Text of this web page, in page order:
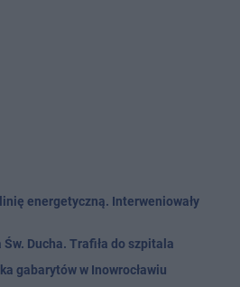
energetyczną. Interweniowały
Ducha. Trafiła do szpitala
gabarytów w Inowrocławiu